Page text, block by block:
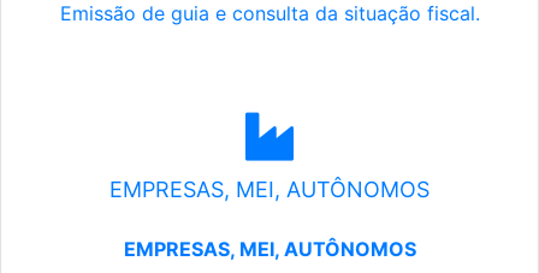
Emissão de guia e consulta da situação fiscal.
EMPRESAS, MEI, AUTÔNOMOS
EMPRESAS, MEI, AUTÔNOMOS